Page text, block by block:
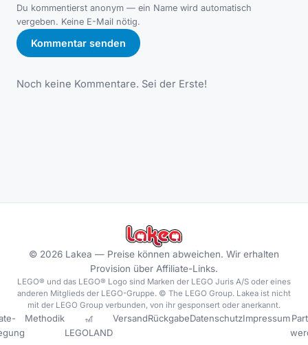
Du kommentierst anonym — ein Name wird automatisch
vergeben. Keine E-Mail nötig.
Kommentar senden
Noch keine Kommentare. Sei der Erste!
© 2026 Lakea — Preise können abweichen. Wir erhalten
Provision über Affiliate-Links.
LEGO® und das LEGO® Logo sind Marken der LEGO Juris A/S oder eines
anderen Mitglieds der LEGO-Gruppe. © The LEGO Group. Lakea ist nicht
mit der LEGO Group verbunden, von ihr gesponsert oder anerkannt.
Methodik
🎢
LEGOLAND
VersandRückgabeDatenschutzImpressum